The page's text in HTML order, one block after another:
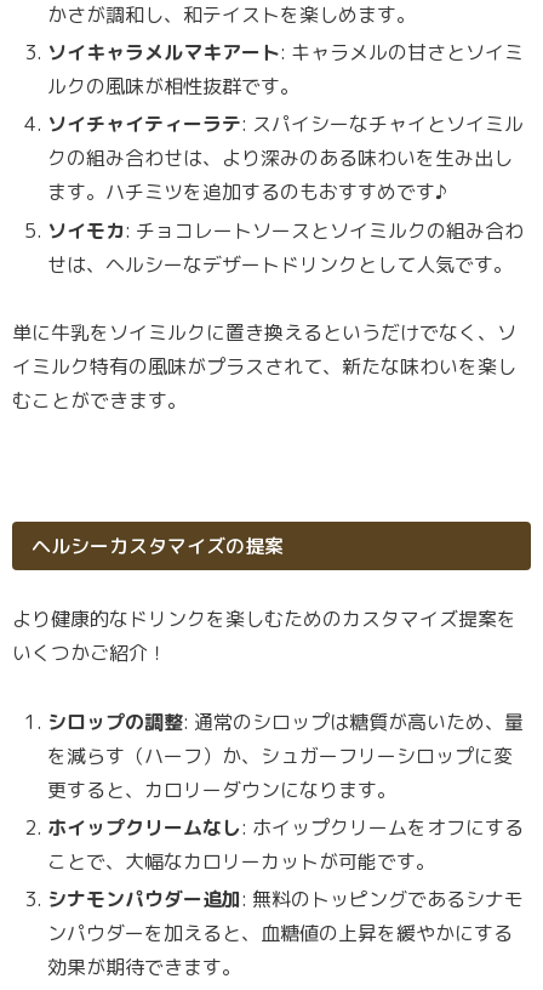
かさが調和し、和テイストを楽しめます。
ソイキャラメルマキアート: キャラメルの甘さとソイミ
ルクの風味が相性抜群です。
ソイチャイティーラテ: スパイシーなチャイとソイミル
クの組み合わせは、より深みのある味わいを生み出し
ます。ハチミツを追加するのもおすすめです♪
ソイモカ: チョコレートソースとソイミルクの組み合わ
せは、ヘルシーなデザートドリンクとして人気です。
単に牛乳をソイミルクに置き換えるというだけでなく、ソ
イミルク特有の風味がプラスされて、新たな味わいを楽し
むことができます。
ヘルシーカスタマイズの提案
より健康的なドリンクを楽しむためのカスタマイズ提案を
いくつかご紹介！
シロップの調整: 通常のシロップは糖質が高いため、量
を減らす（ハーフ）か、シュガーフリーシロップに変
更すると、カロリーダウンになります。
ホイップクリームなし: ホイップクリームをオフにする
ことで、大幅なカロリーカットが可能です。
シナモンパウダー追加: 無料のトッピングであるシナモ
ンパウダーを加えると、血糖値の上昇を緩やかにする
効果が期待できます。